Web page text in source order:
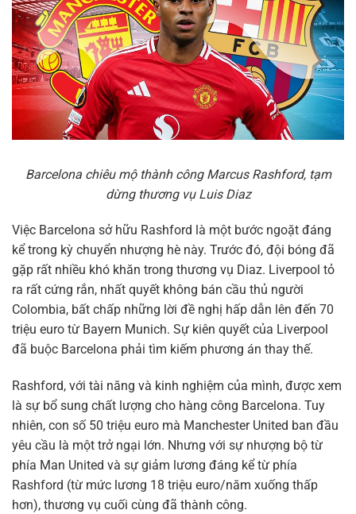
Barcelona chiêu mộ thành công Marcus Rashford, tạm
dừng thương vụ Luis Diaz
Việc Barcelona sở hữu Rashford là một bước ngoặt đáng
kể trong kỳ chuyển nhượng hè này. Trước đó, đội bóng đã
gặp rất nhiều khó khăn trong thương vụ Diaz. Liverpool tỏ
ra rất cứng rắn, nhất quyết không bán cầu thủ người
Colombia, bất chấp những lời đề nghị hấp dẫn lên đến 70
triệu euro từ Bayern Munich. Sự kiên quyết của Liverpool
đã buộc Barcelona phải tìm kiếm phương án thay thế.
Rashford, với tài năng và kinh nghiệm của mình, được xem
là sự bổ sung chất lượng cho hàng công Barcelona. Tuy
nhiên, con số 50 triệu euro mà Manchester United ban đầu
yêu cầu là một trở ngại lớn. Nhưng với sự nhượng bộ từ
phía Man United và sự giảm lương đáng kể từ phía
Rashford (từ mức lương 18 triệu euro/năm xuống thấp
hơn), thương vụ cuối cùng đã thành công.